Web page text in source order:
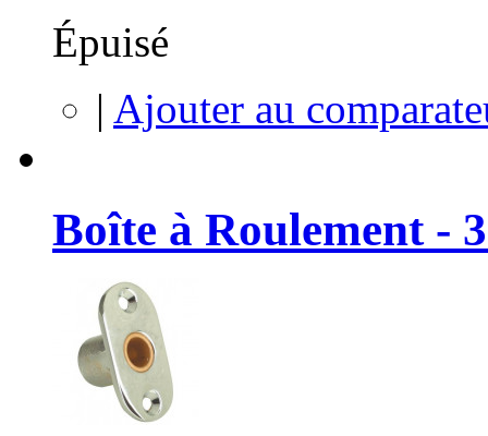
Épuisé
| Ajouter au
Boîte à Roulement -